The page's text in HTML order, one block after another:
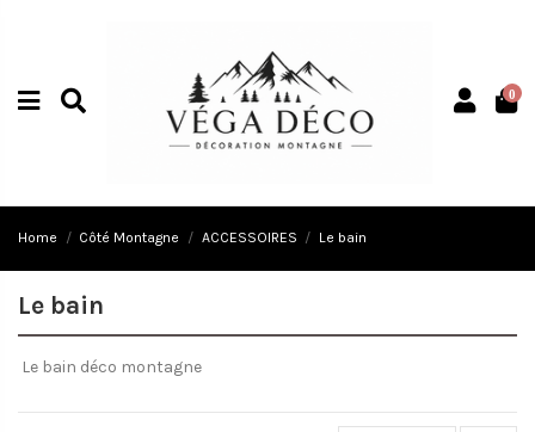
0
Home Côté Montagne ACCESSOIRES Le bain
Le bain
Le bain déco montagne